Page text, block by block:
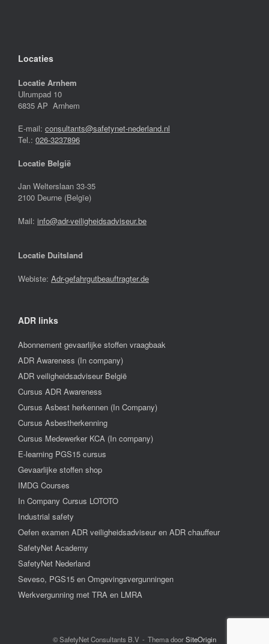
Locaties
Locatie Arnhem
Ulrumpad 10
6835 AP Arnhem
E-mail: consultants@safetynet-nederland.nl
Tel.: 026-3237896
Locatie België
Jan Welterslaan 33-35
2100 Deurne (Belgïe)
Mail: info@adr-veiligheidsadviseur.be
Locatie Duitsland
Webiste: Adr-gefahrgutbeauftragter.de
ADR links
Abonnement gevaarlijke stoffen vraagbaak
ADR Awareness (In company)
ADR veiligheidsadviseur België
Cursus ADR Awareness
Cursus Asbest herkennen (In Company)
Cursus Asbestherkenning
Cursus Medewerker KCA (In company)
E-learning PGS15 cursus
Gevaarlijke stoffen shop
IMDG Courses
In Company Cursus LOTOTO
Industrial safety
Oefen examen ADR veiligheidsadviseur en ADR chauffeur
SafetyNet Academy
SafetyNet Nederland
Seveso, PGS15 en Omgevingsvergunningen
Werkvergunning met TRA en LMRA
© SafetyNet Consultants B.V Thema doorSiteOrigin